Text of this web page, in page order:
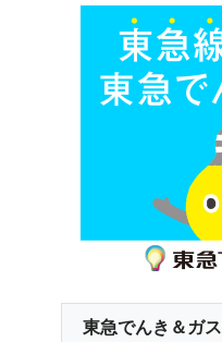
東急でんき＆ガス